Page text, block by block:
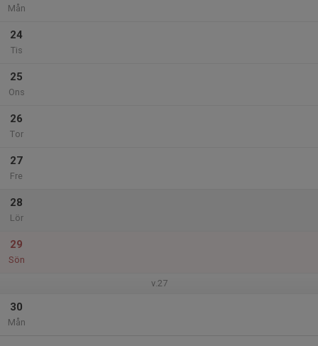
Mån
24
Tis
25
Ons
26
Tor
27
Fre
28
Lör
29
Sön
v.27
30
Mån